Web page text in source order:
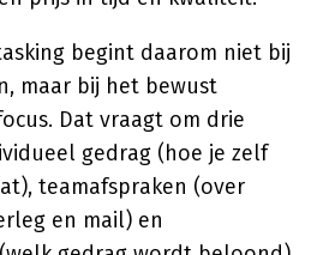
begint daarom niet bij
maar bij het bewust
Dat vraagt om drie
gedrag (hoe je zelf
teamafspraken (over
en mail) en